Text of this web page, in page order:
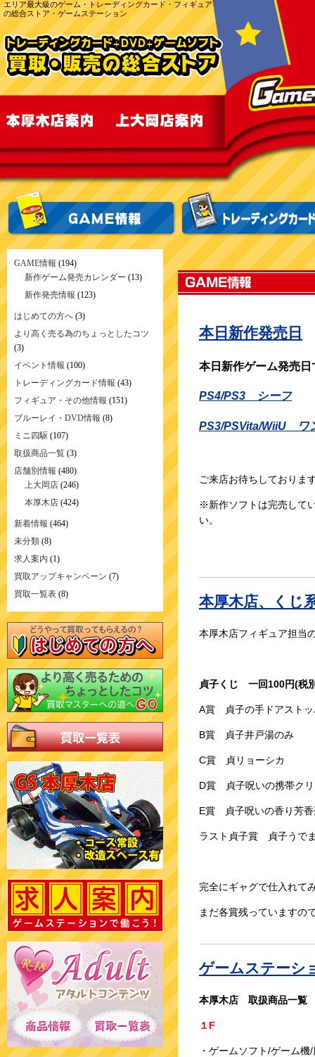
エリア最大級のゲーム・トレーディングカード・フィギュア
の総合ストア・ゲームステーション
本日新作発売日
本日新作ゲーム発売日
PS4/PS3 シーフ
PS3/PSVita/WiiU ワ
ご来店お待ちしておりま
※新作ソフトは完売して
い。
本厚木店、くじ
本厚木店フィギュア担当
貞子くじ 一回100円(税
A賞 貞子の手ドアストッ
B賞 貞子井戸湯のみ
C賞 貞リョーシカ
D賞 貞子呪いの携帯ク
E賞 貞子呪いの香り芳香
ラスト貞子賞 貞子うで
完全にギャグで仕入れて
まだ各賞残っていますの
ゲームステーシ
本厚木店 取扱商品一覧
１F
・ゲームソフト/ゲーム
GAME情報 (194)
新作ゲーム発売カレンダー (13)
新作発売情報 (123)
はじめての方へ (3)
より高く売る為のちょっとしたコツ
(3)
イベント情報 (100)
トレーディングカード情報 (43)
フィギュア・その他情報 (151)
ブルーレイ・DVD情報 (8)
ミニ四駆 (107)
取扱商品一覧 (3)
店舗別情報 (480)
上大岡店 (246)
本厚木店 (424)
新着情報 (464)
未分類 (8)
求人案内 (1)
買取アップキャンペーン (7)
買取一覧表 (8)